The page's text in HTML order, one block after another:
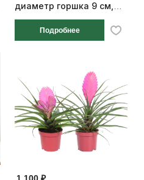
диаметр горшка 9 см,
высота 25 см
Подробнее